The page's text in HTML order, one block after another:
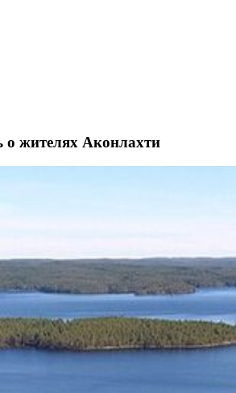
о жителях Аконлахти